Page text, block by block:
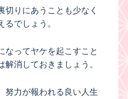
切りにあうことも少なく
でしょう。
なってヤケを起こすこと
消しておきましょう。
努力が報われる良い人生